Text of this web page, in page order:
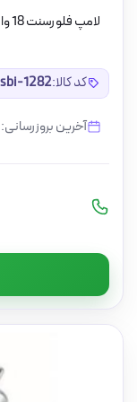
لامپ فلورسنت 18 وات معمولی برند نور آفتابی
کد کالا:1282
آخرین